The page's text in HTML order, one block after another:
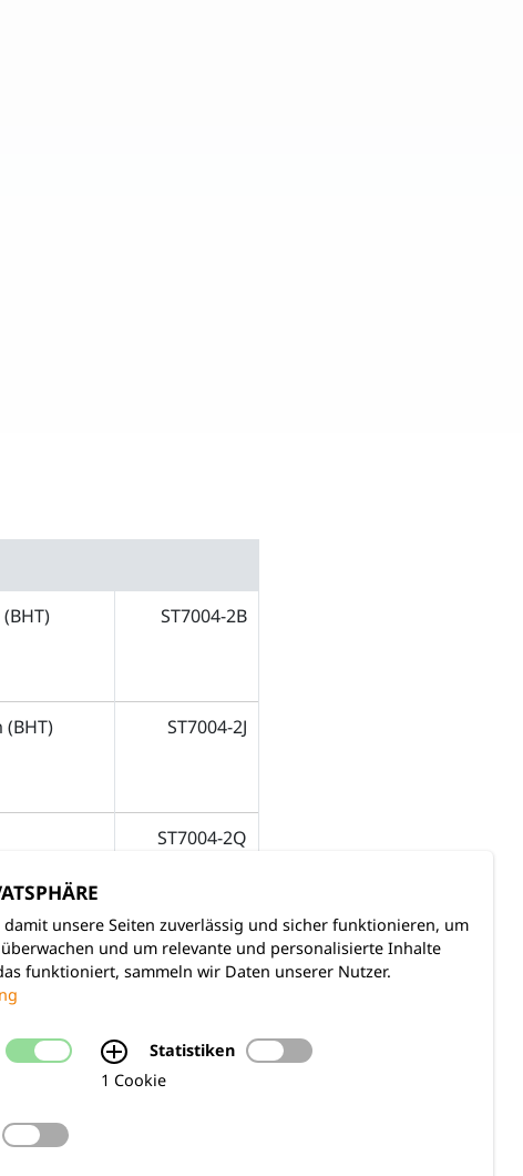
ST7004-2B
ST7004-2J
ST7004-2Q
MODUL GEHÖRT ZUM
ORGANISATIONSHILFEN
unsere Seiten zuverlässig und sicher funktionieren, um
und um relevante und personalisierte Inhalte
funktioniert, sammeln wir Daten unserer Nutzer.
Statistiken
1 Cookie